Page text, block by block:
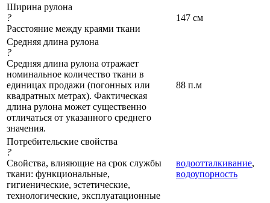
Ширина рулона
?
Расстояние между краями ткани
147 см
Средняя длина рулона
?
Средняя длина рулона отражает
номинальное количество ткани в
единицах продажи (погонных или
квадратных метрах). Фактическая
длина рулона может существенно
отличаться от указанного среднего
значения.
88 п.м
Потребительские свойства
?
Свойства, влияющие на срок службы
ткани: функциональные,
гигиенические, эстетические,
технологические, эксплуатационные
водоотталкивание,
водоупорность